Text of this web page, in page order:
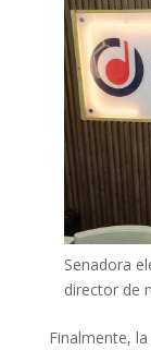
Senadora
director de
Finalmente,